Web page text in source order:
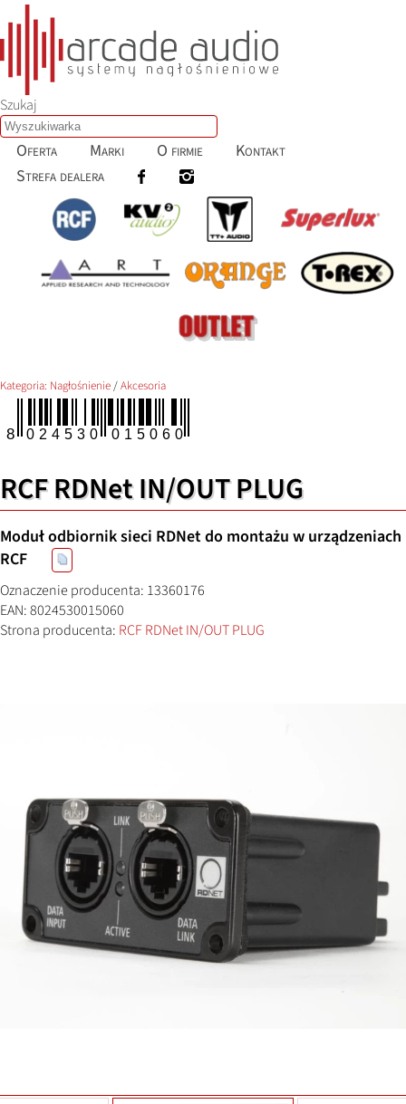
Szukaj
Oferta Marki O firmie
Kontakt
Strefa dealera
Kategoria: Nagłośnienie/Akcesoria
RCF RDNet IN/OUT PLUG
Moduł odbiornik sieci RDNet do montażu w urządzeniach
RCF
Oznaczenie producenta: 13360176
EAN: 8024530015060
Strona producenta: RCF RDNet IN/OUT PLUG